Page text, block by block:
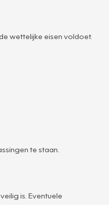
wettelijke eisen voldoet.
te staan.
is. Eventuele